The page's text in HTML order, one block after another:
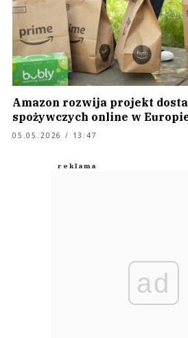
Amazon rozwija projekt
spożywczych online w
05.05.2026 / 13:47
ad